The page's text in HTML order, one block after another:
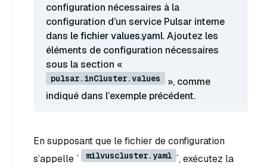
configuration nécessaires à la
configuration d’un service Pulsar interne
dans le fichier values.yaml. Ajoutez les
éléments de configuration nécessaires
sous la section «
pulsar.inCluster.values
», comme
indiqué dans l’exemple précédent.
En supposant que le fichier de configuration
s’appelle `
milvuscluster.yaml `, exécutez la